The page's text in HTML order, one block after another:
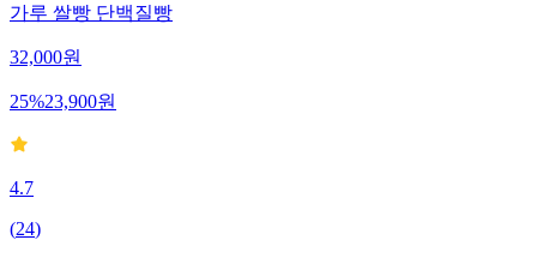
가루 쌀빵 단백질빵
32,000원
25%23,900원
4.7
(24)